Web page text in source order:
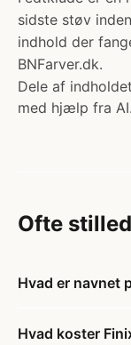
sidste støv
indhold der
BNFarver.dk.
Dele af
med hjælp fra AI.
Ofte
Hvad er navnet
Hvad koster